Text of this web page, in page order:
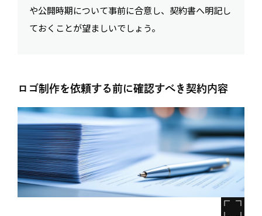
や公開時期について事前に合意し、契約書へ明記し
ておくことが望ましいでしょう。
ロゴ制作を依頼する前に確認すべき契約内容